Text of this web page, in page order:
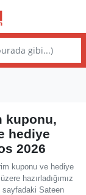
kuponu,
hediye
2026
kuponu ve hediye
hazırladığımız
Sateen